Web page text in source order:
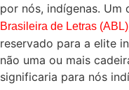
por nós, indígenas. Um
Brasileira de Letras (ABL)
reservado para a elite
não uma ou mais
significaria para nós